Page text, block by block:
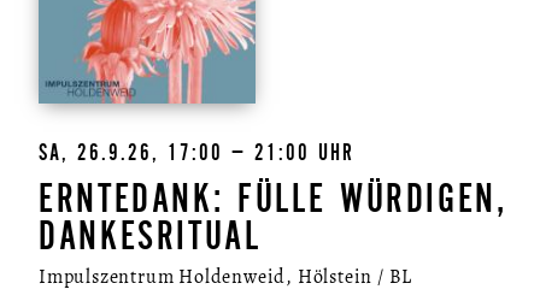
SA, 26.9.26, 17:00 – 21:00 UHR
ERNTEDANK: FÜLLE WÜRDIGEN,
DANKESRITUAL
Impulszentrum Holdenweid, Hölstein / BL